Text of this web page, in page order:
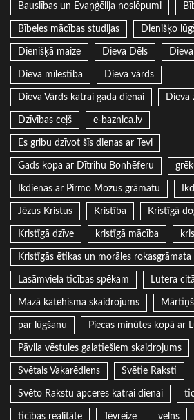
Bauslības un Evaņģēlija noslēpumi
Bībeles mācības studijas Dienišķo
Dienišķā maize Dieva Dēls
Dieva mīlestība Dieva vārds
Dieva Vārds katrai gada dienai Dieva
Dzīvības ceļš e-baznica.lv
Es gribu dzīvot šīs dienas ar Tevi
Gads kopa ar Dītrihu Bonhēferu
Ikdienas ar Pirmo Mozus grāmatu
Jēzus Kristus Kristība Kristīgā
Kristīgā dzīve kristīgā mācība
Kristīgās ētikas un morāles rokasgrāmata
Lasāmviela ticības spēkam Lutera
Mazā katehisma skaidrojums
par lūgšanu Piecas minūtes kopā ar
Pāvila vēstules galatiešiem skaidrojums
Svētais Vakarēdiens Svētie Raksti
Svēto Rakstu apceres katrai dienai
ticības realitāte Tēvreize velns